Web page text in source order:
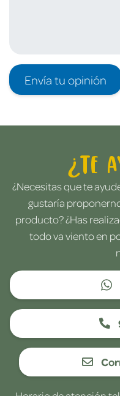
Envía tu opinión
¿Te
¿Necesitas que te
gustaría
producto? ¿Has
todo va viento en